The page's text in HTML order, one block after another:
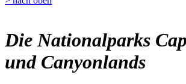
Die Nationalparks
und Canyonlands